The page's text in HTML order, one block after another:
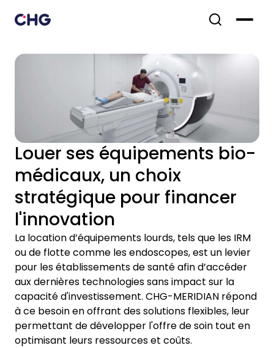
Louer ses équipements bio-
médicaux, un choix
stratégique pour financer
l'innovation
La location d’équipements lourds, tels que les IRM
ou de flotte comme les endoscopes, est un levier
pour les établissements de santé afin d’accéder
aux dernières technologies sans impact sur la
capacité d'investissement. CHG-MERIDIAN répond
à ce besoin en offrant des solutions flexibles, leur
permettant de développer l'offre de soin tout en
optimisant leurs ressources et coûts.